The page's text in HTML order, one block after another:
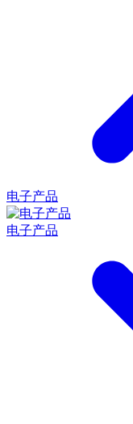
电子产品
电子产品